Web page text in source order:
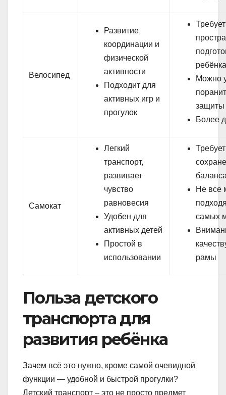
Велосипед
Развитие
координации и
физической
активности
Подходит для
активных игр и
прогулок
Требует
Можно
защиты
Более
Самокат
Легкий
транспорт,
развивает
чувство
равновесия
Удобен для
активных детей
Простой в
использовании
Требует
Не все
самых
рамы
Польза детского
транспорта для
развития ребёнка
Зачем всё это нужно, кроме самой очевидной
функции — удобной и быстрой прогулки?
Детский транспорт – это не просто предмет